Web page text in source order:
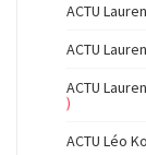
ACTU
ACTU
ACTU
)
ACTU Léo